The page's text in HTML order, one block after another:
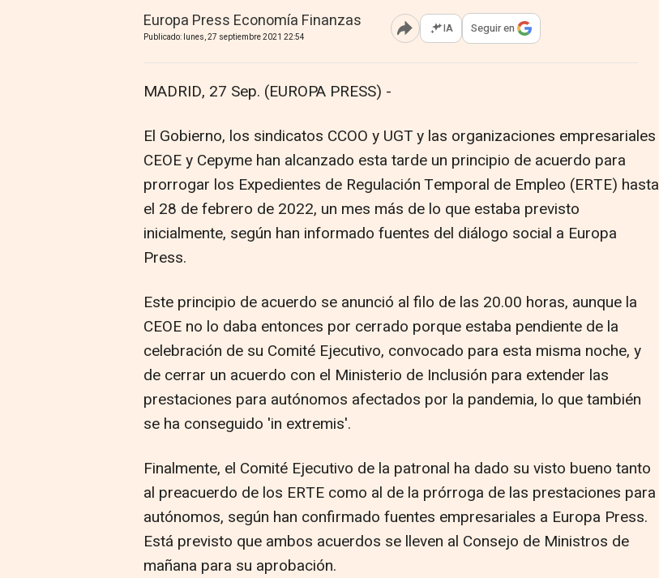
Europa Press Economía Finanzas
Publicado: lunes, 27 septiembre 2021 22:54 Abrir opciones para compartir
IA Seguir en
MADRID, 27 Sep. (EUROPA PRESS) -
El Gobierno, los sindicatos CCOO y UGT y las organizaciones empresariales
CEOE y Cepyme han alcanzado esta tarde un principio de acuerdo para
prorrogar los Expedientes de Regulación Temporal de Empleo (ERTE) hasta
el 28 de febrero de 2022, un mes más de lo que estaba previsto
inicialmente, según han informado fuentes del diálogo social a Europa
Press.
Este principio de acuerdo se anunció al filo de las 20.00 horas, aunque la
CEOE no lo daba entonces por cerrado porque estaba pendiente de la
celebración de su Comité Ejecutivo, convocado para esta misma noche, y
de cerrar un acuerdo con el Ministerio de Inclusión para extender las
prestaciones para autónomos afectados por la pandemia, lo que también
se ha conseguido 'in extremis'.
Finalmente, el Comité Ejecutivo de la patronal ha dado su visto bueno tanto
al preacuerdo de los ERTE como al de la prórroga de las prestaciones para
autónomos, según han confirmado fuentes empresariales a Europa Press.
Está previsto que ambos acuerdos se lleven al Consejo de Ministros de
mañana para su aprobación.